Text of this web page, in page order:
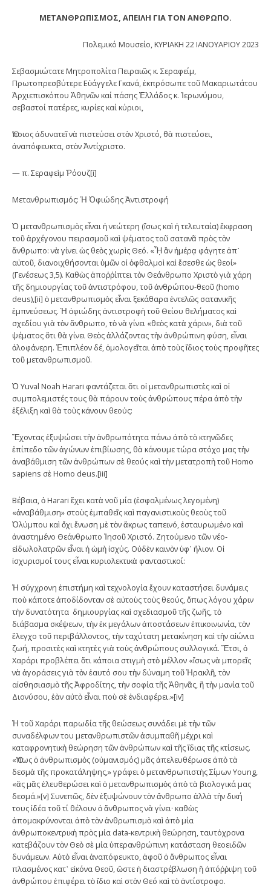
ΜΕΤΑΝΘΡΩΠΙΣΜΟΣ, ΑΠΕΙΛΗ ΓΙΑ ΤΟΝ ΑΝΘΡΩΠΟ.
Πολεμικό Μουσείο, ΚΥΡΙΑΚΗ 22 ΙΑΝΟΥΑΡΙΟΥ 2023
Σεβασμιώτατε Μητροπολίτα Πειραιῶς κ. Σεραφείμ,
Πρωτοπρεσβύτερε Εὐάγγελε Γκανά, ἐκπρόσωπε τοῦ Μακαριωτάτου
Ἀρχιεπισκόπου Ἀθηνῶν καί πάσης Ἑλλάδος κ. Ἱερωνύμου,
σεβαστοί πατέρες, κυρίες καί κύριοι,
Ὅποιος ἀδυνατεῖ νὰ πιστεύσει στὸν Χριστό, θὰ πιστεύσει,
ἀναπόφευκτα, στὸν Ἀντίχριστο.
— π. Σεραφεὶμ Ῥόουζ[i]
Μετανθρωπισμός: Ἡ Ὀφιώδης Ἀντιστροφή
Ὁ μετανθρωπισμὸς εἶναι ἡ νεώτερη (ἴσως καὶ ἡ τελευταία) ἔκφραση
τοῦ ἀρχέγονου πειρασμοῦ καὶ ψέματος τοῦ σατανᾶ πρὸς τὸν
ἄνθρωπο: νὰ γίνει ὡς θεὸς χωρὶς Θεό. «ᾟ ἂν ἡμέρᾳ φάγητε ἀπ᾿
αὐτοῦ, διανοιχθήσονται ὑμῶν οἱ ὀφθαλμοὶ καὶ ἔσεσθε ὡς θεοί»
(Γενέσεως 3,5). Kαθὼς ἀποῤῥίπτει τὸν Θεάνθρωπο Χριστὸ γιὰ χάρη
τῆς δημιουργίας τοῦ ἀντιστρόφου, τοῦ ἀνθρώπου-θεοῦ (homo
deus),[ii] ὁ μετανθρωπισμὸς εἶναι ξεκάθαρα ἐντελῶς σατανικῆς
ἐμπνεύσεως. Ἡ ὀφιώδης ἀντιστροφὴ τοῦ Θείου θελήματος καὶ
σχεδίου γιὰ τὸν ἄνθρωπο, τὸ νὰ γίνει «θεὸς κατὰ χάριν», διὰ τοῦ
ψέματος ὅτι θὰ γίνει Θεὸς ἀλλάζοντας τὴν ἀνθρώπινη φύση, εἶναι
ὁλοφάνερη. Ἐπιπλέον δέ, ὁμολογεῖται ἀπὸ τοὺς ἴδιος τοὺς προφῆτες
τοῦ μετανθρωπισμοῦ.
Ὁ Yuval Noah Harari φαντάζεται ὅτι οἱ μετανθρωπιστὲς καὶ οἱ
συμπολεμιστές τους θὰ πάρουν τοὺς ἀνθρώπους πέρα ἀπὸ τὴν
ἐξέλιξη καὶ θὰ τοὺς κάνουν θεούς:
Ἔχοντας ἐξυψώσει τὴν ἀνθρωπότητα πάνω ἀπὸ τὸ κτηνῶδες
ἐπίπεδο τῶν ἀγώνων ἐπιβίωσης, θὰ κάνουμε τώρα στόχο μας τὴν
ἀναβάθμιση τῶν ἀνθρώπων σὲ θεούς καὶ τὴν μετατροπὴ τοῦ Homo
sapiens σὲ Homo deus.[iii]
Βέβαια, ὁ Harari ἔχει κατὰ νοῦ μία (ἐσφαλμένως λεγομένη)
«ἀναβάθμιση» στοὺς ἐμπαθεῖς καὶ παγανιστικοὺς θεοὺς τοῦ
Ὀλύμπου καὶ ὄχι ἕνωση μὲ τὸν ἄκρως ταπεινό, ἐσταυρωμένο καὶ
ἀναστημένο Θεάνθρωπο Ἰησοῦ Χριστό. Ζητούμενο τῶν νέο-
εἰδωλολατρῶν εἶναι ἡ ὠμὴ ἰσχύς. Οὐδὲν καινὸν ὑφ᾽ ἥλιον. Οἱ
ἰσχυρισμοί τους εἶναι κυριολεκτικὰ φανταστικοί:
Ἡ σύγχρονη ἐπιστήμη καὶ τεχνολογία ἔχουν καταστήσει δυνάμεις
ποὺ κάποτε ἀποδίδονταν σὲ αὐτοὺς τοὺς θεούς, ὅπως λόγου χάριν
τὴν δυνατότητα δημιουργίας καὶ σχεδιασμοῦ τῆς ζωῆς, τὸ
διάβασμα σκέψεων, τὴν ἐκ μεγάλων ἀποστάσεων ἐπικοινωνία, τὸν
ἔλεγχο τοῦ περιβάλλοντος, τὴν ταχύτατη μετακίνηση καὶ τὴν αἰώνια
ζωή, προσιτὲς καὶ κτητὲς γιὰ τοὺς ἀνθρώπους συλλογικά. Ἔτσι, ὁ
Χαράρι προβλέπει ὅτι κάποια στιγμὴ στὸ μέλλον «ἴσως νὰ μπορεῖς
νὰ ἀγοράσεις γιὰ τὸν ἑαυτό σου τὴν δύναμη τοῦ Ἡρακλῆ, τὸν
αἰσθησιασμὸ τῆς Ἀφροδίτης, τὴν σοφία τῆς Ἀθηνᾶς, ἢ τὴν μανία τοῦ
Διονύσου, ἐὰν αὐτὸ εἶναι ποὺ σὲ ἐνδιαφέρει.»[iv]
Ἡ τοῦ Χαράρι παρωδία τῆς θεώσεως συνάδει μὲ τὴν τῶν
συναδέλφων του μετανθρωπιστῶν ἀσυμπαθῆ μέχρι καὶ
καταφρονητικὴ θεώρηση τῶν ἀνθρώπων καὶ τῆς ἴδιας τῆς κτίσεως.
«Ὅπως ὁ ἀνθρωπισμὸς (οὑμανισμός) μᾶς ἀπελευθέρωσε ἀπὸ τὰ
δεσμὰ τῆς προκατάληψης,» γράφει ὁ μετανθρωπιστὴς Σίμων Young,
«ἂς μᾶς ἐλευθερώσει καὶ ὁ μετανθρωπισμὸς ἀπὸ τὰ βιολογικά μας
δεσμά.»[v] Συνεπῶς, δὲν ἐξυψώνουν τὸν ἄνθρωπο ἀλλὰ τὴν δική
τους ἰδέα τοῦ τί θέλουν ὁ ἄνθρωπος νὰ γίνει· καθὼς
ἀπομακρύνονται ἀπὸ τὸν ἀνθρωπισμὸ καὶ ἀπὸ μία
ἀνθρωποκεντρικὴ πρὸς μία data-κεντρικὴ θεώρηση, ταυτόχρονα
κατεβάζουν τὸν Θεὸ σὲ μία ὑπερανθρώπινη κατάσταση θεοειδῶν
δυνάμεων. Αὐτὸ εἶναι ἀναπόφευκτο, ἀφοῦ ὁ ἄνθρωπος εἶναι
πλασμένος κατ᾽ εἰκόνα Θεοῦ, ὥστε ἡ διαστρέβλωση ἢ ἀπόῤῥιψη τοῦ
ἀνθρώπου ἐπιφέρει τὸ ἴδιο καὶ στὸν Θεό καὶ τὸ ἀντίστροφο.